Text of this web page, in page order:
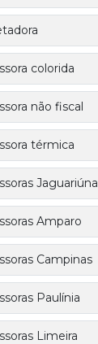
colorida
não fiscal
térmica
Jaguariúna
Amparo
Campinas
Paulínia
Limeira